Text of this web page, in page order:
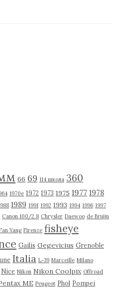
66 69 114 школа 360
1970е 1972 1973 1975 1977 1978
1989 1991 1992 1993 1994 1996 1997
Canon 100/2.8 Chrysler Daewoo de Bruijn
Yang Firenze fisheye
Gailis Gegevicius Grenoble
Italia L-39 Marceille Milano
Nice Nikon Nikon Coolpix Offroad
ME Peugeot Phol Pompei